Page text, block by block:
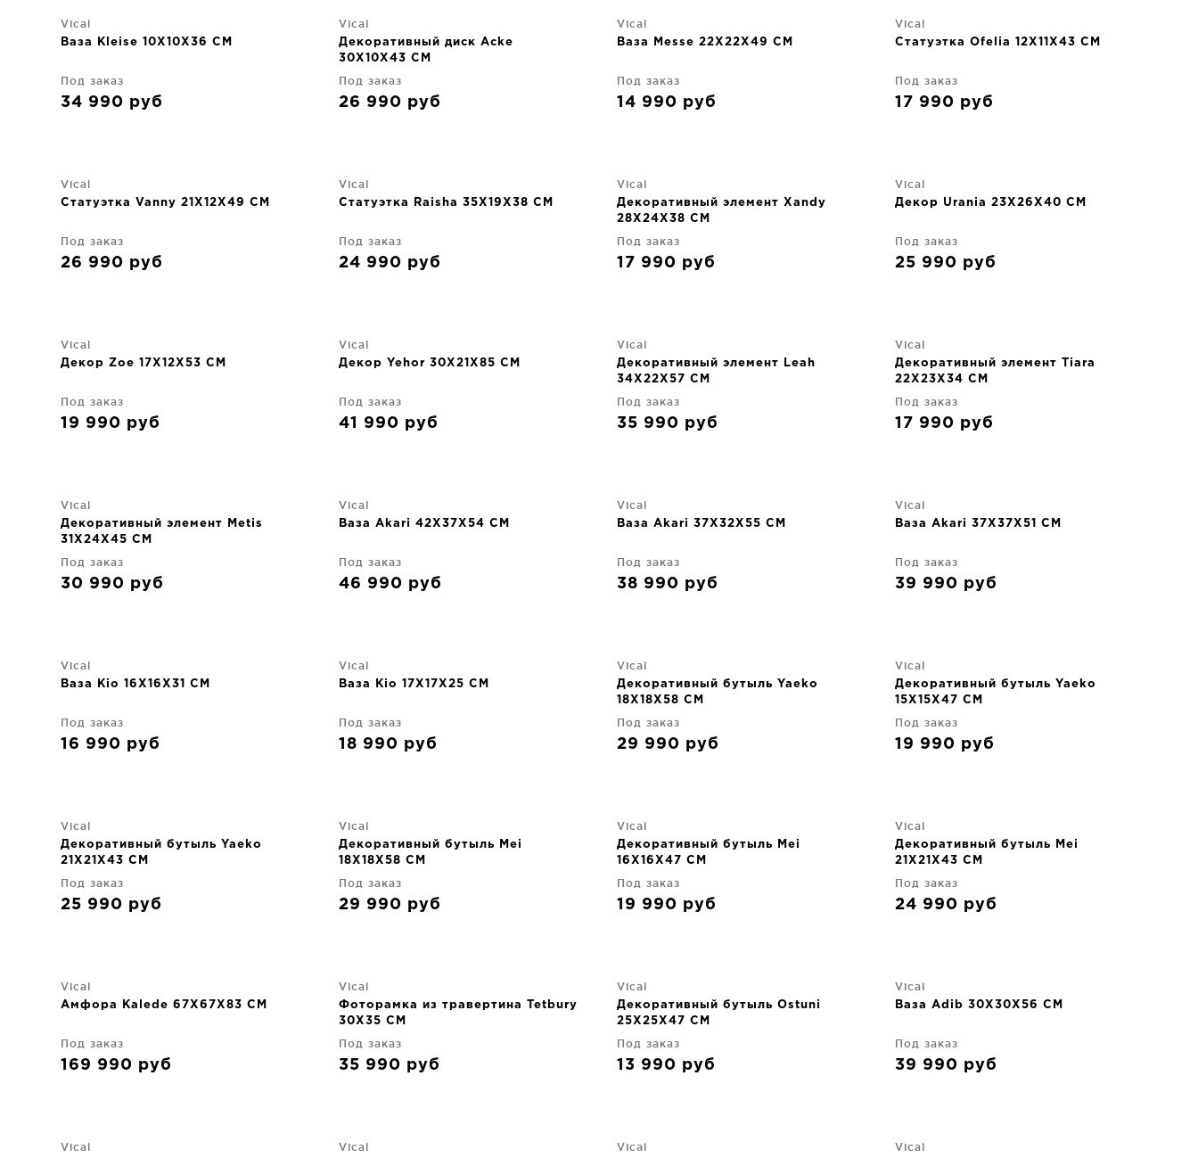
Vical
Ваза Kleise 10X10X36 CM
Под заказ
34 990 руб
Vical
Декоративный диск Acke
30X10X43 CM
Под заказ
26 990 руб
Vical
Ваза Messe 22X22X49 CM
Под заказ
14 990 руб
Vical
Статуэтка Ofelia 12X11X43 CM
Под заказ
17 990 руб
Vical
Статуэтка Vanny 21X12X49 CM
Под заказ
26 990 руб
Vical
Статуэтка Raisha 35X19X38 CM
Под заказ
24 990 руб
Vical
Декоративный элемент Xandy
28X24X38 CM
Под заказ
17 990 руб
Vical
Декор Urania 23X26X40 CM
Под заказ
25 990 руб
Vical
Декор Zoe 17X12X53 CM
Под заказ
19 990 руб
Vical
Декор Yehor 30X21X85 CM
Под заказ
41 990 руб
Vical
Декоративный элемент Leah
34X22X57 CM
Под заказ
35 990 руб
Vical
Декоративный элемент Tiara
22X23X34 CM
Под заказ
17 990 руб
Vical
Декоративный элемент Metis
31X24X45 CM
Под заказ
30 990 руб
Vical
Ваза Akari 42X37X54 CM
Под заказ
46 990 руб
Vical
Ваза Akari 37X32X55 CM
Под заказ
38 990 руб
Vical
Ваза Akari 37X37X51 CM
Под заказ
39 990 руб
Vical
Ваза Kio 16X16X31 CM
Под заказ
16 990 руб
Vical
Ваза Kio 17X17X25 CM
Под заказ
18 990 руб
Vical
Декоративный бутыль Yaeko
18X18X58 CM
Под заказ
29 990 руб
Vical
Декоративный бутыль Yaeko
15X15X47 CM
Под заказ
19 990 руб
Vical
Декоративный бутыль Yaeko
21X21X43 CM
Под заказ
25 990 руб
Vical
Декоративный бутыль Mei
18X18X58 CM
Под заказ
29 990 руб
Vical
Декоративный бутыль Mei
16X16X47 CM
Под заказ
19 990 руб
Vical
Декоративный бутыль Mei
21X21X43 CM
Под заказ
24 990 руб
Vical
Амфора Kalede 67X67X83 CM
Под заказ
169 990 руб
Vical
Фоторамка из травертина Tetbury
30X35 CM
Под заказ
35 990 руб
Vical
Декоративный бутыль Ostuni
25X25X47 CM
Под заказ
13 990 руб
Vical
Ваза Adib 30X30X56 CM
Под заказ
39 990 руб
Vical Vical Vical Vical